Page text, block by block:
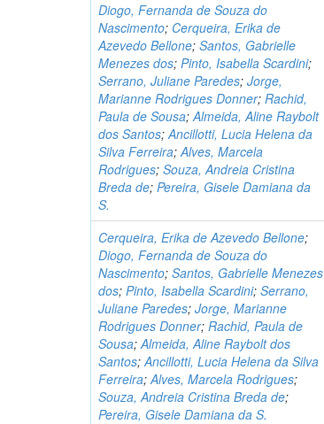
Diogo, Fernanda de Souza do
Nascimento; Cerqueira, Erika de
Azevedo Bellone;Santos, Gabrielle
Menezes dos;Pinto, Isabella Scardini;
Serrano, Juliane Paredes;Jorge,
Marianne Rodrigues Donner;Rachid,
Paula de Sousa;Almeida, Aline Raybolt
dos Santos;Ancillotti, Lucia Helena da
Silva Ferreira;Alves, Marcela
Rodrigues;Souza, Andreia Cristina
Breda de;Pereira, Gisele Damiana da
S.
Cerqueira, Erika de Azevedo Bellone;
Diogo, Fernanda de Souza do
Nascimento;Santos, Gabrielle Menezes
dos;Pinto, Isabella Scardini;Serrano,
Juliane Paredes;Jorge, Marianne
Rodrigues Donner;Rachid, Paula de
Sousa;Almeida, Aline Raybolt dos
Santos;Ancillotti, Lucia Helena da Silva
Ferreira;Alves, Marcela Rodrigues;
Souza, Andreia Cristina Breda de;
Pereira, Gisele Damiana da S.